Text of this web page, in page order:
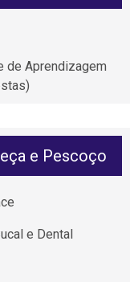
de Aprendizagem
e Pescoço
e Dental